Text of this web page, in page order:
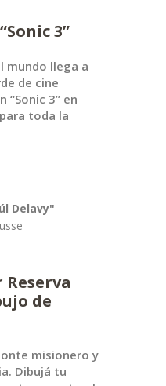
3”
mundo llega a
de cine
3” en
toda la
Delavy"
de
misionero y
Dibujá tu